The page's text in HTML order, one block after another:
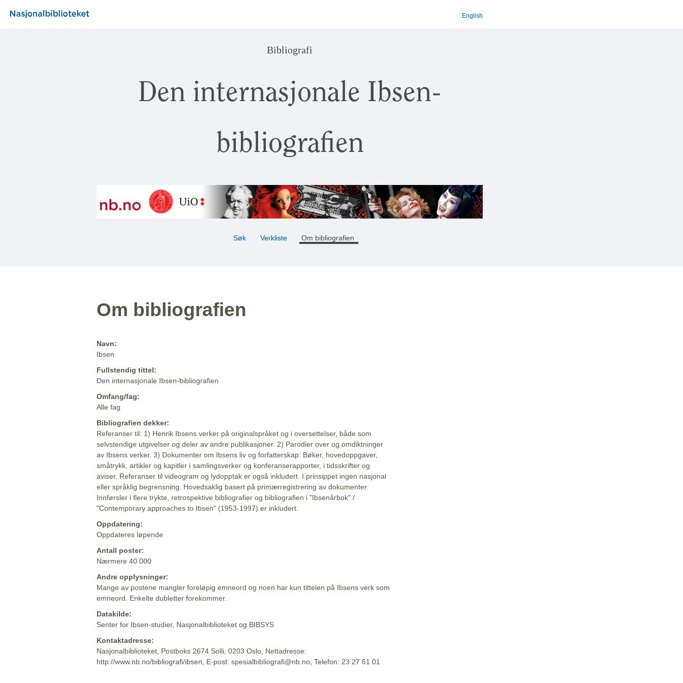
English
Bibliografi
Den internasjonale Ibsen-
bibliografien
Søk Verkliste Om bibliografien
Om bibliografien
Navn:
Ibsen
Fullstendig tittel:
Den internasjonale Ibsen-bibliografien
Omfang/fag:
Alle fag
Bibliografien dekker:
Referanser til: 1) Henrik Ibsens verker på originalspråket og i oversettelser, både som
selvstendige utgivelser og deler av andre publikasjoner. 2) Parodier over og omdiktninger
av Ibsens verker. 3) Dokumenter om Ibsens liv og forfatterskap: Bøker, hovedoppgaver,
småtrykk, artikler og kapitler i samlingsverker og konferanserapporter, i tidsskrifter og
aviser. Referanser til videogram og lydopptak er også inkludert. I prinsippet ingen nasjonal
eller språklig begrensning. Hovedsaklig basert på primærregistrering av dokumenter.
Innførsler i flere trykte, retrospektive bibliografier og bibliografien i "Ibsenårbok" /
"Contemporary approaches to Ibsen" (1953-1997) er inkludert.
Oppdatering:
Oppdateres løpende
Antall poster:
Nærmere 40 000
Andre opplysninger:
Mange av postene mangler foreløpig emneord og noen har kun tittelen på Ibsens verk som
emneord. Enkelte dubletter forekommer.
Datakilde:
Senter for Ibsen-studier, Nasjonalbiblioteket og BIBSYS
Kontaktadresse:
Nasjonalbiblioteket, Postboks 2674 Solli, 0203 Oslo, Nettadresse:
http://www.nb.no/bibliografi/ibsen, E-post: spesialbibliografi@nb.no, Telefon: 23 27 61 01